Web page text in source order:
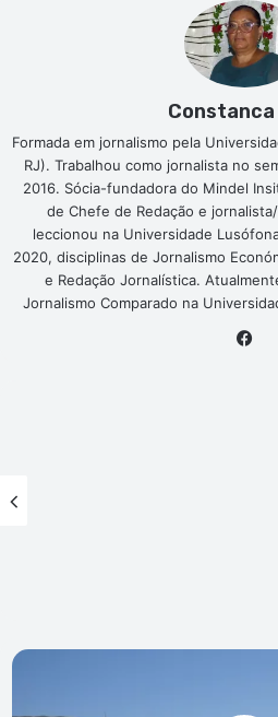
Constanca
Formada em jornalismo pela
RJ). Trabalhou como jornalista no
2016. Sócia-fundadora do Mindel
de Chefe de Redação e
leccionou na Universidade
2020, disciplinas de Jornalismo
e Redação Jornalística.
Jornalismo Comparado na
Câmaras